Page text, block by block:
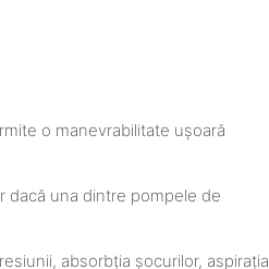
o manevrabilitate ușoară
dacă una dintre pompele de
absorbția șocurilor, aspirația